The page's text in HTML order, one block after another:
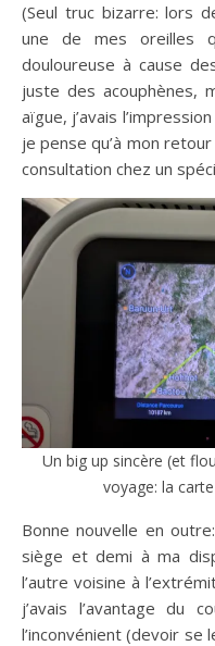
(Seul truc bizarre: lors
une de mes oreilles
douloureuse à cause
juste des acouphènes,
aïgue, j’avais
je pense qu’à mon
consultation chez un
Un big up sincère (et
voyage: la
Bonne nouvelle en
siège et demi à ma
l’autre voisine à
j’avais l’avantage du
l’inconvénient (devoir se